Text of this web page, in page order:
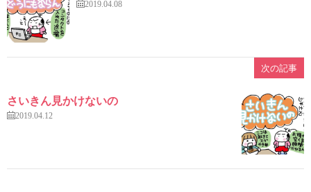
2019.04.08
次の記事
さいきん見かけないの
2019.04.12